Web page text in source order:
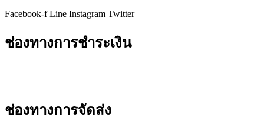
Facebook-f Line Instagram Twitter
ช่องทางการชำระเงิน
ช่องทางการจัดส่ง